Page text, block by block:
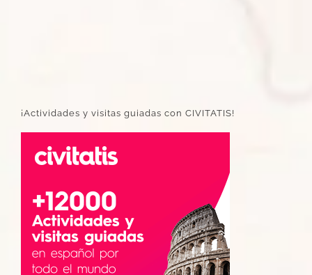
¡Actividades y visitas guiadas con CIVITATIS!